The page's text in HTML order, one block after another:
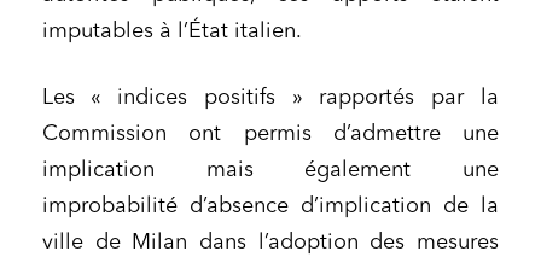
imputables à l’État italien.
Les « indices positifs » rapportés par la
Commission ont permis d’admettre une
implication mais également une
improbabilité d’absence d’implication de la
ville de Milan dans l’adoption des mesures